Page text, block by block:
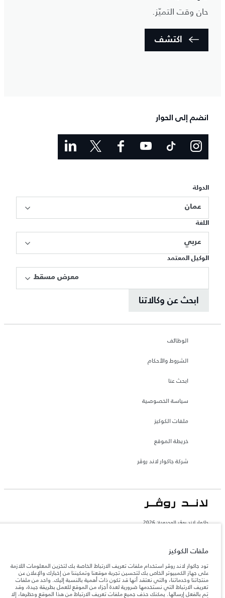
حان وقت التميّز.
اكتشف
انضم إلى الحوار
الدولة
عمان
اللغة
عربي
الوكيل المعتمد
معرض مسقط
ابحث عن وكالاتنا
الوظائف
الشروط والأحكام
ابحث عنا
سياسة الخصوصية
ملفات الكوكيز
خريطة الموقع
شركة جاكوار لاند روڤر
جاكوار لاند روڨر المحدودة: 2026
تعكس الأوزان المذكورة مواصفات السيارة القياسية. سوف تؤثر الإكسسوارات وغيرها من
العناصر المثبتة بعد نقطة التصنيع في الحمولة. تأكد من عدم تجاوز الوزن الإجمالي للسيارة
والحمولة.
المعلومات والمواصفات والأسعار والألوان المذكورة على هذا الموقع قد تختلف من بلد إلى
آخر، كما أنّها قد تتغير بدون إشعار مسبق. الرجاء التواصل مع وكيلنا المحلي للتأكد من توفّرها
ملفات الكوكيز
تود جاكوار لاند روڤر استخدام ملفات تعريف الارتباط الخاصة بك لتخزين المعلومات اللازمة
على جهاز الكمبيوتر الخاص بك لتحسين تجربة موقعنا وتمكيننا من إخبارك والإعلان عن
منتجاتنا وخدماتنا، والتي نعتقد أنها قد تكون ذات أهمية بالنسبة إليك. واحد من ملفات
تعريف الارتباط التي نستخدمها ضرورية لعدة أجزاء من الموقع للعمل بطريقة جيدة، وقد
تم بالفعل إرسالها. يمكنك حذف جميع ملفات تعريف الارتباط من هذا الموقع وحظرها، إلا